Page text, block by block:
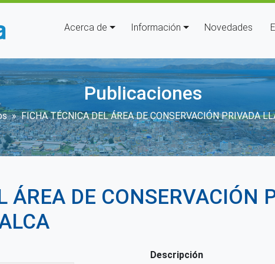
Navegación principal
Acerca de Información Novedades
Publicaciones
enlaces de ayuda a la
FICHA TÉCNICA DEL ÁREA DE CONSERVACIÓN PRIVADA
ÁREA DE CONSERVACIÓN
Descripción